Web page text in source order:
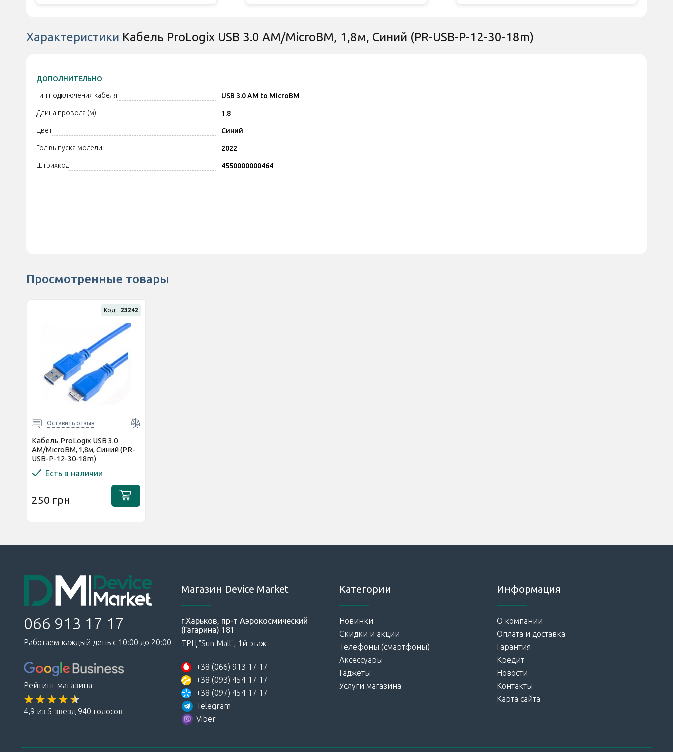
Характеристики Кабель ProLogix USB 3.0 AM/MicroBM, 1,8м, Синий (PR-USB-P-12-30-18m)
ДОПОЛНИТЕЛЬНО
Тип подключения кабеля USB 3.0 AM to MicroBM
Длина провода (м) 1.8
Цвет Синий
Год выпуска модели 2022
Штрихкод 4550000000464
Просмотренные товары
Код: 23242
Оставить отзыв
Кабель ProLogix USB 3.0
AM/MicroBM, 1,8м, Синий (PR-
USB-P-12-30-18m)
Есть в наличии
250 грн
066 913 17 17
Работаем каждый день с 10:00 до 20:00
Рейтинг магазина
4,9 из 5 звезд 940 голосов
Магазин Device Market
г.Харьков, пр-т Аэрокосмический
(Гагарина) 181
ТРЦ "Sun Mall", 1й этаж
+38 (066) 913 17 17
+38 (093) 454 17 17
+38 (097) 454 17 17
Telegram
Viber
Категории
Новинки
Скидки и акции
Телефоны (смартфоны)
Аксессуары
Гаджеты
Услуги магазина
Информация
О компании
Оплата и доставка
Гарантия
Кредит
Новости
Контакты
Карта сайта